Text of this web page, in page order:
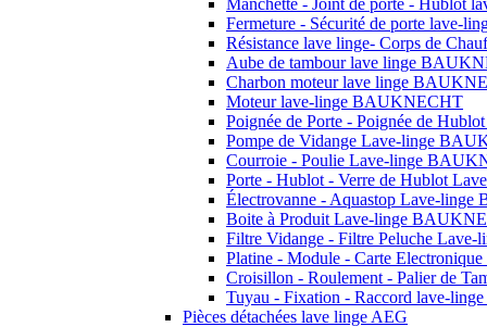
Fermeture - Sécurité de porte lave-
Résistance lave linge- Corps de
Aube de tambour lave linge
Charbon moteur lave linge
Moteur lave-linge BAUKNECHT
Poignée de Porte - Poignée de
Pompe de Vidange Lave-linge
Courroie - Poulie Lave-linge
Porte - Hublot - Verre de Hublot
Électrovanne - Aquastop Lave-
Boite à Produit Lave-linge
Filtre Vidange - Filtre Peluche
Platine - Module - Carte
Croisillon - Roulement - Palier de
Tuyau - Fixation - Raccord lave-
Pièces détachées lave linge AEG